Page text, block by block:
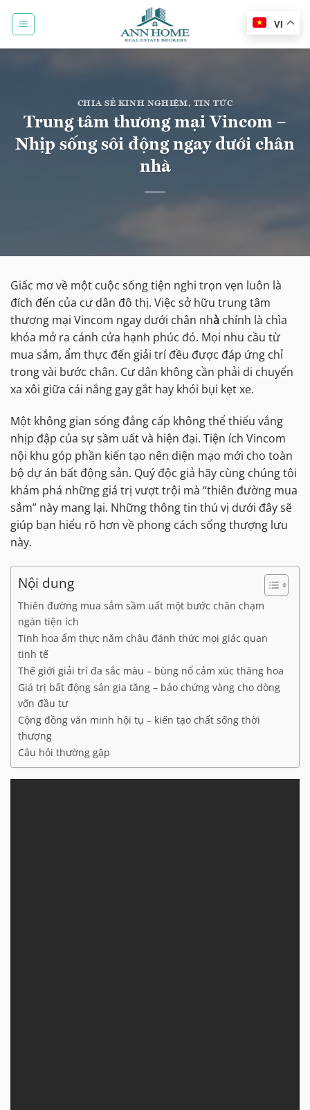
qua
VI
CHIA SẺ KINH NGHIỆM, TIN TỨC
Trung tâm thương mại Vincom –
Nhịp sống sôi động ngay dưới chân
nhà
Giấc mơ về một cuộc sống tiện nghi trọn vẹn luôn là
đích đến của cư dân đô thị. Việc sở hữu trung tâm
thương mại Vincom ngay dưới chân nhà chính là chìa
khóa mở ra cánh cửa hạnh phúc đó. Mọi nhu cầu từ
mua sắm, ẩm thực đến giải trí đều được đáp ứng chỉ
trong vài bước chân. Cư dân không cần phải di chuyển
xa xôi giữa cái nắng gay gắt hay khói bụi kẹt xe.
Một không gian sống đẳng cấp không thể thiếu vắng
nhịp đập của sự sầm uất và hiện đại. Tiện ích Vincom
nội khu góp phần kiến tạo nên diện mạo mới cho toàn
bộ dự án bất động sản. Quý độc giả hãy cùng chúng tôi
khám phá những giá trị vượt trội mà “thiên đường mua
sắm” này mang lại. Những thông tin thú vị dưới đây sẽ
giúp bạn hiểu rõ hơn về phong cách sống thượng lưu
này.
Nội dung
Thiên đường mua sắm sầm uất một bước chân chạm
ngàn tiện ích
Tinh hoa ẩm thực năm châu đánh thức mọi giác quan
tinh tế
Thế giới giải trí đa sắc màu – bùng nổ cảm xúc thăng hoa
Giá trị bất động sản gia tăng – bảo chứng vàng cho dòng
vốn đầu tư
Cộng đồng văn minh hội tụ – kiến tạo chất sống thời
thượng
Câu hỏi thường gặp